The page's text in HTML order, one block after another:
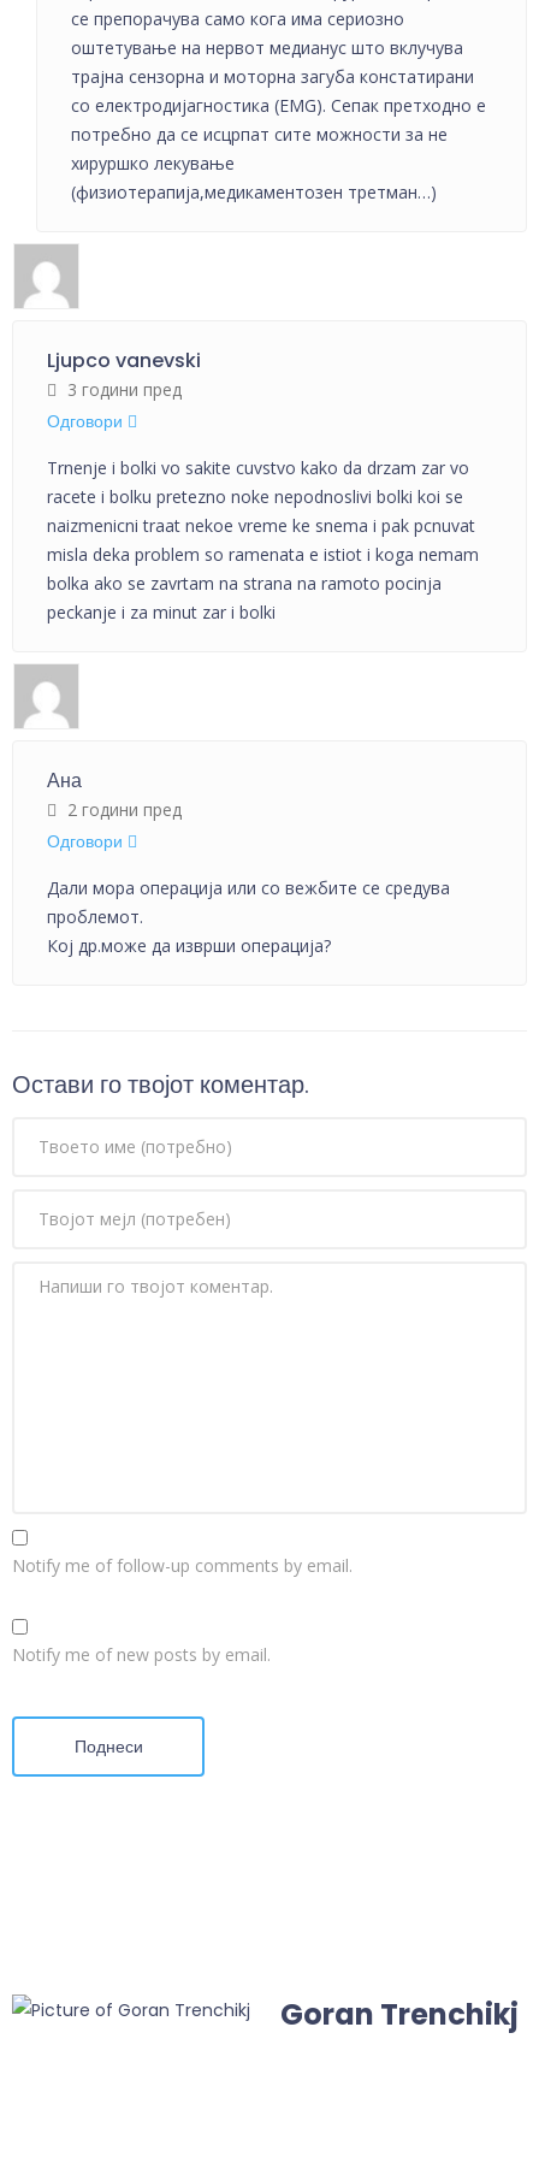
се препорачува само кога има сериозно
оштетување на нервот медианус што вклучува
трајна сензорна и моторна загуба констатирани
со електродијагностика (EMG). Сепак претходно е
потребно да се исцрпат сите можности за не
хируршко лекување
(физиотерапија,медикаментозен третман…)
Ljupco vanevski
3 години пред
Одговори
Trnenje i bolki vo sakite cuvstvo kako da drzam zar vo
racete i bolku pretezno noke nepodnoslivi bolki koi se
naizmenicni traat nekoe vreme ke snema i pak pcnuvat
misla deka problem so ramenata e istiot i koga nemam
bolka ako se zavrtam na strana na ramoto pocinja
peckanje i za minut zar i bolki
Ана
2 години пред
Одговори
Дали мора операција или со вежбите се средува
проблемот.
Кој др.може да изврши операција?
Остави го твојот коментар.
Notify me of follow-up comments by email.
Notify me of new posts by email.
Поднеси
Goran Trenchikj